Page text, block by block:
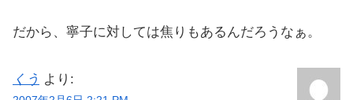
だから、寧子に対しては焦りもあるんだろうなぁ。
くう より: